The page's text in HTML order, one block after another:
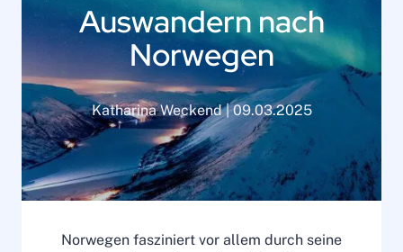
Auswandern nach
Norwegen
Katharina Weckend | 09.03.2025
Norwegen fasziniert vor allem durch seine